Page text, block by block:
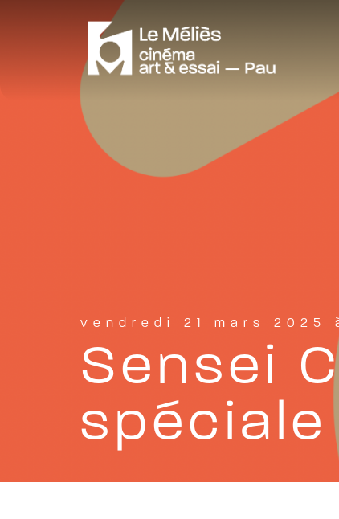
vendredi 21 mars 2025
Sensei
spéciale